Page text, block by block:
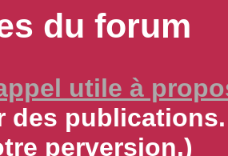
du forum
utile à
des
perversion.)